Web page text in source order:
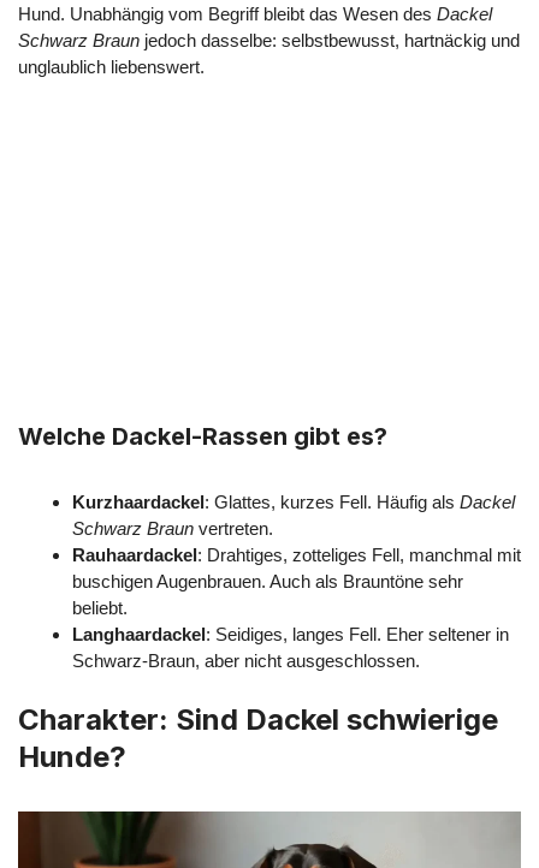
Hund. Unabhängig vom Begriff bleibt das Wesen des Dackel
Schwarz Braun jedoch dasselbe: selbstbewusst, hartnäckig und
unglaublich liebenswert.
Welche Dackel-Rassen gibt es?
Kurzhaardackel: Glattes, kurzes Fell. Häufig als Dackel
Schwarz Braun vertreten.
Rauhaardackel: Drahtiges, zotteliges Fell, manchmal mit
buschigen Augenbrauen. Auch als Brauntöne sehr
beliebt.
Langhaardackel: Seidiges, langes Fell. Eher seltener in
Schwarz-Braun, aber nicht ausgeschlossen.
Charakter: Sind Dackel schwierige
Hunde?